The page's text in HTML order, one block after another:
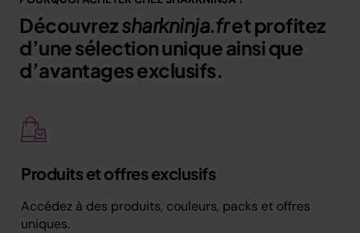
Découvrezsharkninja.fret profitez
d’une sélection unique ainsi que
d’avantages exclusifs.
Produits et offres exclusifs
Accédez à des produits, couleurs, packs et offres
uniques.